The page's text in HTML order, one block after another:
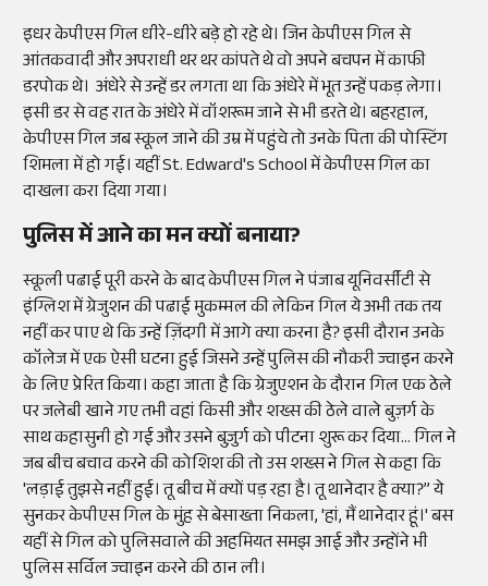
इधर केपीएस गिल धीरे-धीरे बड़े हो रहे थे। जिन केपीएस गिल से
आंतकवादी और अपराधी थर थर कांपते थे वो अपने बचपन में काफी
डरपोक थे। अंधेरे से उन्हें डर लगता था कि अंधेरे में भूत उन्हें पकड़ लेगा।
इसी डर से वह रात के अंधेरे में वॉशरूम जाने से भी डरते थे। बहरहाल,
केपीएस गिल जब स्कूल जाने की उम्र में पहुंचे तो उनके पिता की पोस्टिंग
शिमला में हो गई। यहीं St. Edward's School में केपीएस गिल का
दाखला करा दिया गया।
पुलिस में आने का मन क्यों बनाया?
स्कूली पढाई पूरी करने के बाद केपीएस गिल ने पंजाब यूनिवर्सीटी से
इंग्लिश में ग्रेजुशन की पढाई मुकम्मल की लेकिन गिल ये अभी तक तय
नहीं कर पाए थे कि उन्हें ज़िंदगी में आगे क्या करना है? इसी दौरान उनके
कॉलेज में एक ऐसी घटना हुई जिसने उन्हें पुलिस की नौकरी ज्वाइन करने
के लिए प्रेरित किया। कहा जाता है कि ग्रेजुएशन के दौरान गिल एक ठेले
पर जलेबी खाने गए तभी वहां किसी और शख्स की ठेले वाले बुज़र्ग के
साथ कहासुनी हो गई और उसने बुज़ुर्ग को पीटना शुरू कर दिया… गिल ने
जब बीच बचाव करने की कोशिश की तो उस शख्स ने गिल से कहा कि
'लड़ाई तुझसे नहीं हुई। तू बीच में क्यों पड़ रहा है। तू थानेदार है क्या?” ये
सुनकर केपीएस गिल के मुंह से बेसाख्ता निकला, 'हां, मैं थानेदार हूं।' बस
यहीं से गिल को पुलिसवाले की अहमियत समझ आई और उन्होंने भी
पुलिस सर्विल ज्वाइन करने की ठान ली।